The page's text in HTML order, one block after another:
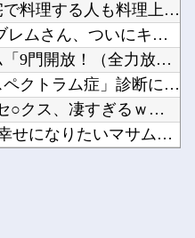
Powered by livedoor 相互RSS嫁「私への当て付け？自宅で料理する人も料理上手な人も大っっ嫌...
【朗報】 ファイアーエムブレムさん、ついにキャラ成長率がゲー...
中国「大洪水！」三峡ダム「9門開放！（全力放流」中国都市「三...
倉持由香、息子の「自閉スペクトラム症」診断にショックで涙 見...
【動画】 ”別れさせ屋” のセ○クス、凄すぎるｗｗｗ そりゃ...
【NMB48】 池帆乃香が「幸せになりたいマサムネ君」に出演